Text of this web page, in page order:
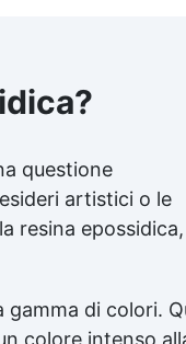
questione
artistici o le
resina epossidica,
gamma di colori.
colore intenso